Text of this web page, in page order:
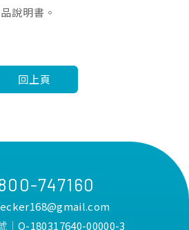
說明書。
回上頁
747160
│Q-180317640-00000-3